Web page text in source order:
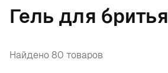
Гель для бритья
Найдено 80 товаров